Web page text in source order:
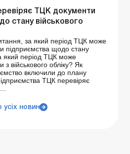
ТЦК документи
стану військового
за який період ТЦК може
підприємства щодо стану
який період ТЦК може
з військового обліку? Як
включили до плану
ТЦК перевіряє
усіх новин